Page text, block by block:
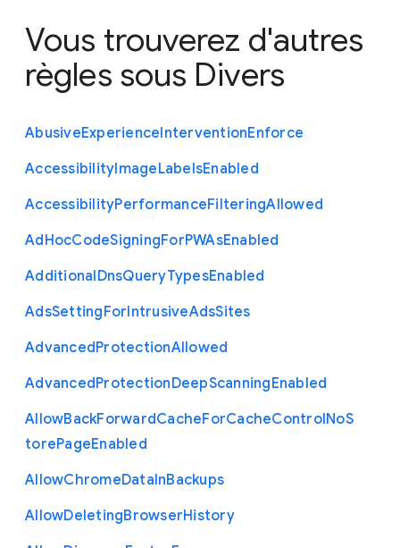
Vous trouverez d'autres
règles sous Divers
AbusiveExperienceInterventionEnforce
AccessibilityImageLabelsEnabled
AccessibilityPerformanceFilteringAllowed
AdHocCodeSigningForPWAsEnabled
AdditionalDnsQueryTypesEnabled
AdsSettingForIntrusiveAdsSites
AdvancedProtectionAllowed
AdvancedProtectionDeepScanningEnabled
AllowBackForwardCacheForCacheControlNoS
torePageEnabled
AllowChromeDataInBackups
AllowDeletingBrowserHistory